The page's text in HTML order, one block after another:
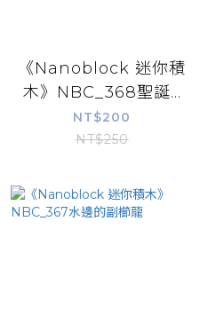
《Nanoblock 迷你積
木》NBC_368聖誕...
NT$200
NT$250